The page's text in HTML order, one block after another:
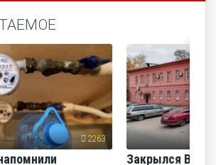
2263
Закрылся